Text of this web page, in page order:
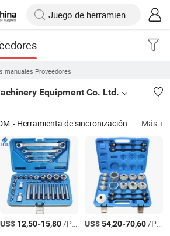
manuales Proveedores
Equipment Co. Ltd.
Herramienta de sincronización del motor, herramienta de extracción e instalación de automóviles, herramientas de chasis, herramienta para cambio de aceite, herramienta de prueba de automóviles, herramienta manual Más +
US$ 12,50-15,80/Piece/Pieces US$54,20-70,60/Piece/Pieces